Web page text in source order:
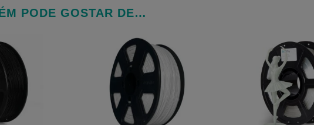
PODE GOSTAR DE…